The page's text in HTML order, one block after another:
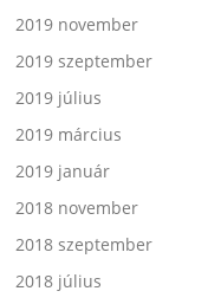
2019 november
2019 szeptember
2019 július
2019 március
2019 január
2018 november
2018 szeptember
2018 július